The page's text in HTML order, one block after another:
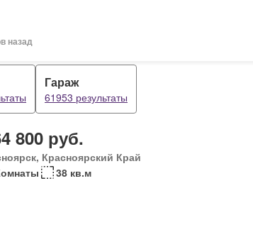
назад
Гараж
61953 результаты
800 руб.
Красноярский Край
38 кв.м